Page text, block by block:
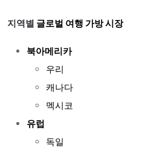
지역별 글로벌 여행 가방 시장
북아메리카
우리
캐나다
멕시코
유럽
독일